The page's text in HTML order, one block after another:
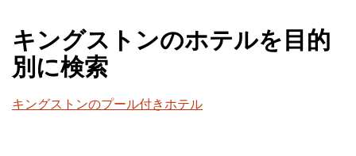
キングストンのホテルを目的
別に検索
キングストンのプール付きホテル